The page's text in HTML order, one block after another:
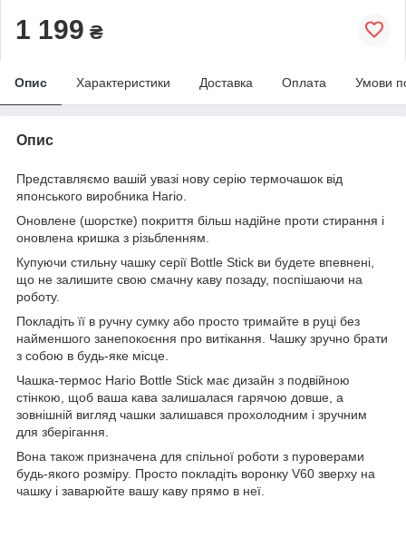
1 199 ₴
Опис Характеристики Доставка Оплата Умови
Опис
Представляємо вашій увазі нову серію термочашок від
японського виробника Hario.
Оновлене (шорстке) покриття більш надійне проти стирання і
оновлена кришка з різьбленням.
Купуючи стильну чашку серії Bottle Stick ви будете впевнені,
що не залишите свою смачну каву позаду, поспішаючи на
роботу.
Покладіть її в ручну сумку або просто тримайте в руці без
найменшого занепокоєння про витікання. Чашку зручно брати
з собою в будь-яке місце.
Чашка-термос Hario Bottle Stick має дизайн з подвійною
стінкою, щоб ваша кава залишалася гарячою довше, а
зовнішній вигляд чашки залишався прохолодним і зручним
для зберігання.
Вона також призначена для спільної роботи з пуроверами
будь-якого розміру. Просто покладіть воронку V60 зверху на
чашку і заварюйте вашу каву прямо в неї.